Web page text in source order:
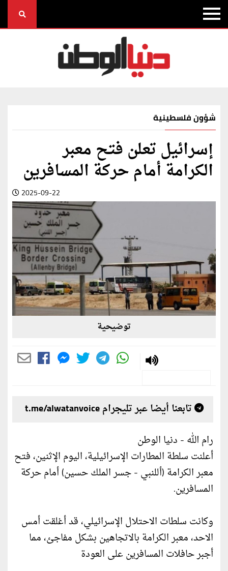
شؤون فلسطينية
إسرائيل تعلن فتح معبر
الكرامة أمام حركة المسافرين
2025-09-22
توضيحية
تابعنا أيضا عبر تليجرام t.me/alwatanvoice
رام الله - دنيا الوطن
أعلنت سلطة المطارات الإسرائيلية، اليوم الإثنين، فتح
معبر الكرامة (أللنبي - جسر الملك حسين) أمام حركة
المسافرين.
وكانت سلطات الاحتلال الإسرائيلي، قد أغلقت أمس
الاحد، معبر الكرامة بالاتجاهين بشكل مفاجئ، مما
أجبر حافلات المسافرين على العودة